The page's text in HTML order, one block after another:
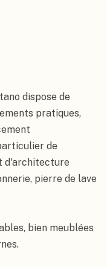
dispose de
pratiques,
de
d'architecture
pierre de lave
bien meublées